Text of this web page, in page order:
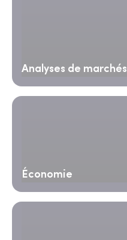
Analyses de marchés
Économie